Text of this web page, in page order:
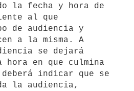
la fecha y hora de
al que
de audiencia y
a la misma. A
se dejará
hora en que culmina
indicar que se
la audiencia,